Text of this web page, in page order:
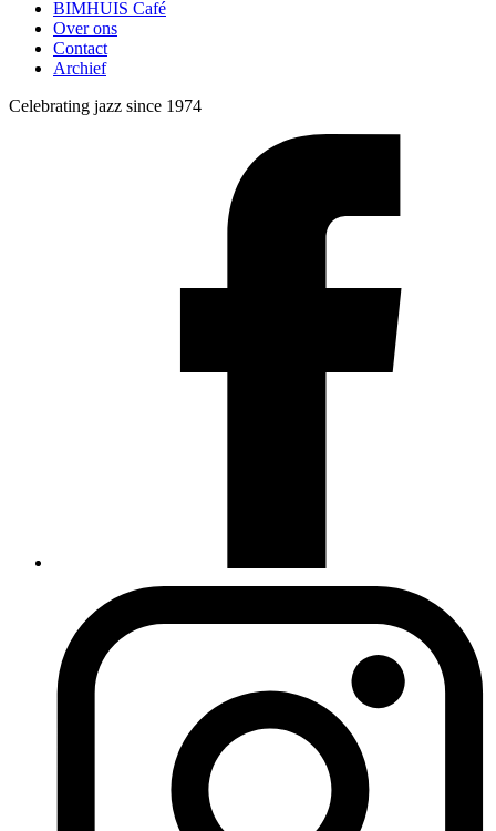
BIMHUIS Café
Over ons
Contact
Archief
Celebrating jazz since 1974